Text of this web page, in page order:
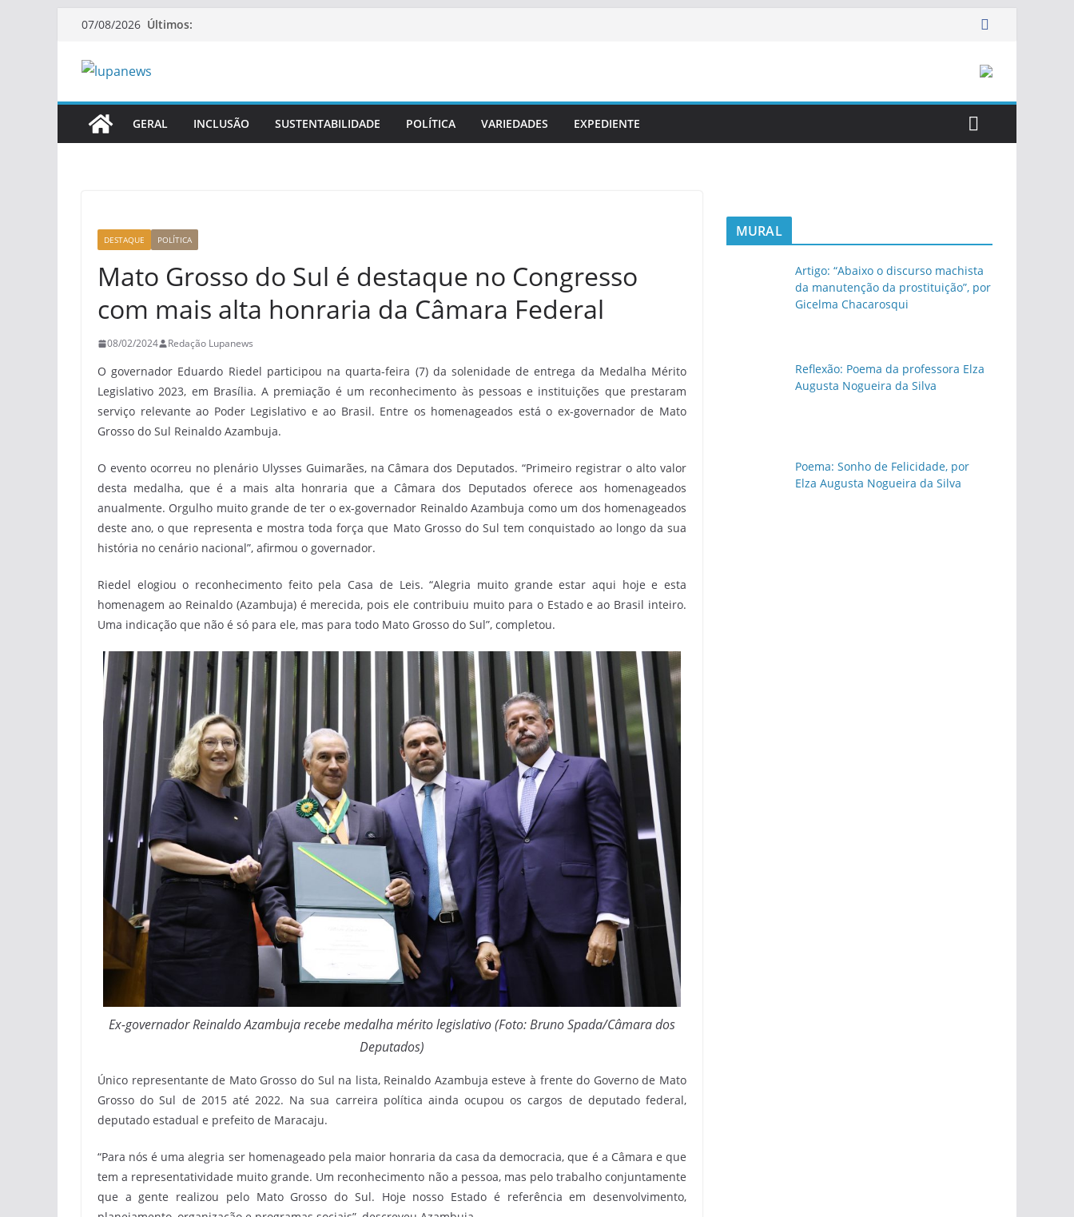
Pular07/08/2026 Últimos:
GERAL INCLUSÃO SUSTENTABILIDADE POLÍTICA VARIEDADES EXPEDIENTE
DESTAQUE POLÍTICA
Mato Grosso do Sul é destaque no Congresso
com mais alta honraria da Câmara Federal
08/02/2024 Redação Lupanews
O governador Eduardo Riedel participou na quarta-feira (7) da solenidade de entrega da Medalha Mérito
Legislativo 2023, em Brasília. A premiação é um reconhecimento às pessoas e instituições que prestaram
serviço relevante ao Poder Legislativo e ao Brasil. Entre os homenageados está o ex-governador de Mato
Grosso do Sul Reinaldo Azambuja.
O evento ocorreu no plenário Ulysses Guimarães, na Câmara dos Deputados. “Primeiro registrar o alto valor
desta medalha, que é a mais alta honraria que a Câmara dos Deputados oferece aos homenageados
anualmente. Orgulho muito grande de ter o ex-governador Reinaldo Azambuja como um dos homenageados
deste ano, o que representa e mostra toda força que Mato Grosso do Sul tem conquistado ao longo da sua
história no cenário nacional”, afirmou o governador.
Riedel elogiou o reconhecimento feito pela Casa de Leis. “Alegria muito grande estar aqui hoje e esta
homenagem ao Reinaldo (Azambuja) é merecida, pois ele contribuiu muito para o Estado e ao Brasil inteiro.
Uma indicação que não é só para ele, mas para todo Mato Grosso do Sul”, completou.
Ex-governador Reinaldo Azambuja recebe medalha mérito legislativo (Foto: Bruno Spada/Câmara dos
Deputados)
Único representante de Mato Grosso do Sul na lista, Reinaldo Azambuja esteve à frente do Governo de Mato
Grosso do Sul de 2015 até 2022. Na sua carreira política ainda ocupou os cargos de deputado federal,
deputado estadual e prefeito de Maracaju.
“Para nós é uma alegria ser homenageado pela maior honraria da casa da democracia, que é a Câmara e que
tem a representatividade muito grande. Um reconhecimento não a pessoa, mas pelo trabalho conjuntamente
que a gente realizou pelo Mato Grosso do Sul. Hoje nosso Estado é referência em desenvolvimento,
MURAL
Artigo: “Abaixo o discurso machista
da manutenção da prostituição”, por
Gicelma Chacarosqui
Reflexão: Poema da professora Elza
Augusta Nogueira da Silva
Poema: Sonho de Felicidade, por
Elza Augusta Nogueira da Silva